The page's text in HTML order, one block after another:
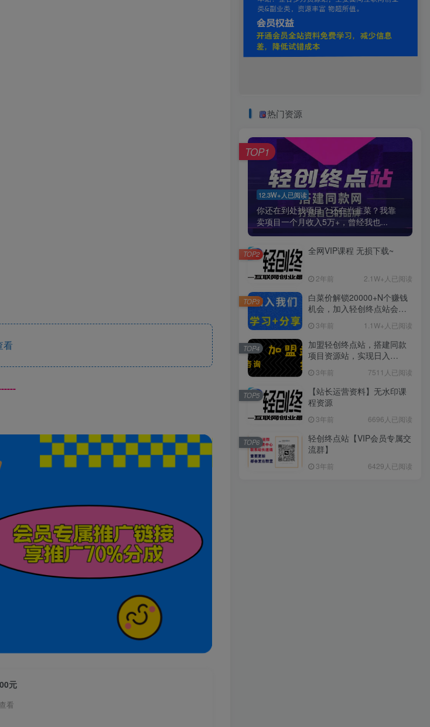
看
元
看
热门资源
12.3W+人已阅读
你还在到处找项目？还在当韭菜？我靠
卖项目一个月收入5万+，曾经我也...
TOP1
全网VIP课程 无损下载~
2年前 2.1W+人已阅读
TOP2
白菜价解锁20000+N个赚钱
机会，加入轻创终点站会
3年前 1.1W+人已阅读
TOP3
加盟轻创终点站，搭建同款
项目资源站，实现日入
3年前 7511人已阅读
TOP4
【站长运营资料】无水印课
程资源
3年前 6696人已阅读
TOP5
轻创终点站【VIP会员专属交
流群】
3年前 6429人已阅读
TOP6